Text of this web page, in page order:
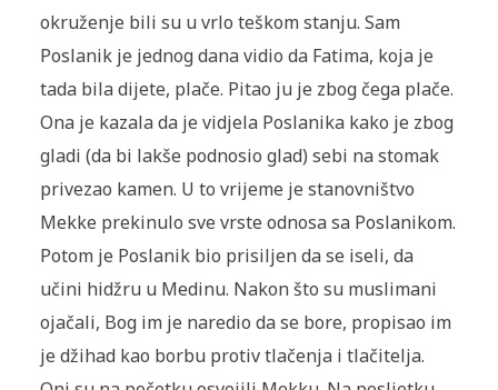
okruženje bili su u vrlo teškom stanju. Sam
Poslanik je jednog dana vidio da Fatima, koja je
tada bila dijete, plače. Pitao ju je zbog čega plače.
Ona je kazala da je vidjela Poslanika kako je zbog
gladi (da bi lakše podnosio glad) sebi na sto­mak
privezao kamen. U to vrijeme je stanovništvo
Mekke pre­kinulo sve vrste odnosa sa Poslanikom.
Potom je Poslanik bio pris­iljen da se iseli, da
učini hidžru u Medinu. Nakon što su muslimani
ojačali, Bog im je naredio da se bore, propisao im
je džihad kao borbu protiv tla­čenja i tlačitelja.